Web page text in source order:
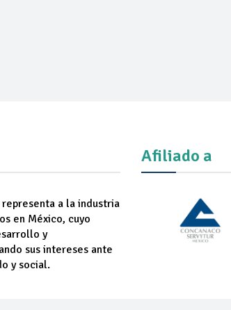
a la industria
en México, cuyo
y
sus intereses ante
y social.
Afiliado a